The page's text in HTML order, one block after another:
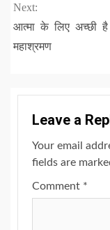
Next:
आत्मा के लिए अच्छी है
महाश्रमण
Leave a
Your email
fields are
Comment *